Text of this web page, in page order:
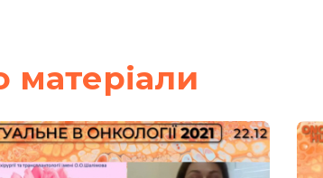
матерiали